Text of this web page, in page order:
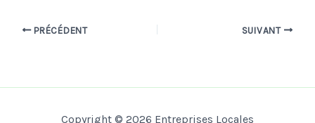
PRÉCÉDENT SUIVANT
Copyright © 2026 Entreprises Locales